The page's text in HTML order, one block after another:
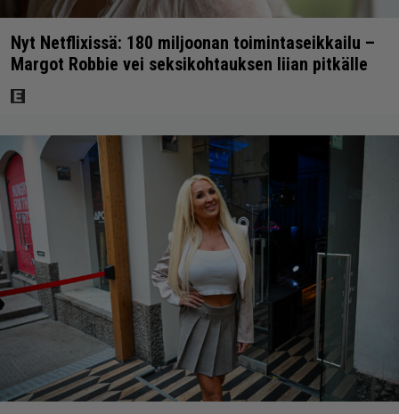
Nyt Netflixissä: 180 miljoonan toimintaseikkailu –
Margot Robbie vei seksikohtauksen liian pitkälle